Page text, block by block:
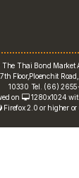
Thai Bond Market
Floor,Ploenchit
10330 Tel. (66)
on
1280x1024
Firefox 2.0 or higher or